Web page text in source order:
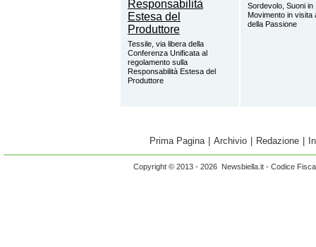
Tessile, via libera della
Conferenza Unificata al
regolamento sulla
Responsabilità Estesa del
Produttore
Sordevolo, Suoni in
Movimento in visita
della Passione
Prima Pagina Archivio Redazione
Copyright © 2013 - 2026 Newsbiella.it - Codice